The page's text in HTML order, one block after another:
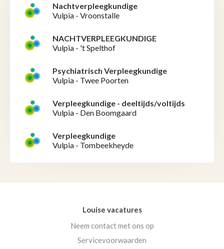
Nachtverpleegkundige
Vulpia - Vroonstalle
NACHTVERPLEEGKUNDIGE
Vulpia - 't Spelthof
Psychiatrisch Verpleegkundige
Vulpia - Twee Poorten
Verpleegkundige - deeltijds/voltijds
Vulpia - Den Boomgaard
Verpleegkundige
Vulpia - Tombeekheyde
Louise vacatures
Neem contact met ons op
Servicevoorwaarden